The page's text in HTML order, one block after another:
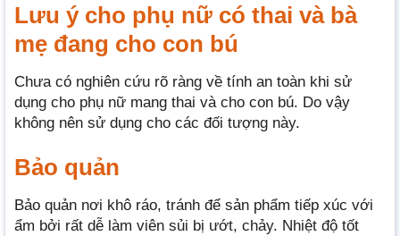
Lưu ý cho phụ nữ có thai và bà
mẹ đang cho con bú
Chưa có nghiên cứu rõ ràng về tính an toàn khi sử
dụng cho phụ nữ mang thai và cho con bú. Do vậy
không nên sử dụng cho các đối tượng này.
Bảo quản
Bảo quản nơi khô ráo, tránh để sản phẩm tiếp xúc với
ẩm bởi rất dễ làm viên sủi bị ướt, chảy. Nhiệt độ tốt